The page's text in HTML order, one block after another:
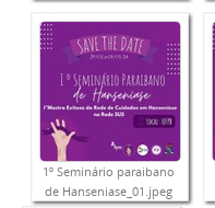
1º Seminário paraibano
de Hanseniase_01.jpeg